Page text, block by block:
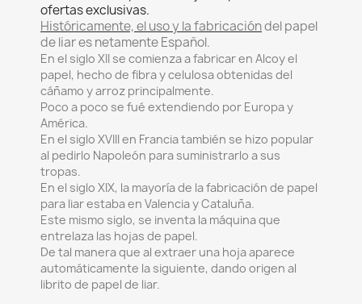
ofertas exclusivas.
Históricamente, el uso y la fabricacióndel papel
de liar es netamente Español.
En el siglo XII se comienza a fabricar en Alcoy el
papel, hecho de fibra y celulosa obtenidas del
cáñamo y arroz principalmente.
Poco a poco se fué extendiendo por Europa y
América.
En el siglo XVIII en Francia también se hizo popular
al pedirlo Napoleón para suministrarlo a sus
tropas.
En el siglo XIX, la mayoría de la fabricación de papel
para liar estaba en Valencia y Cataluña.
Este mismo siglo, se inventa la máquina que
entrelaza las hojas de papel.
De tal manera que al extraer una hoja aparece
automáticamente la siguiente, dando origen al
librito de papel de liar.